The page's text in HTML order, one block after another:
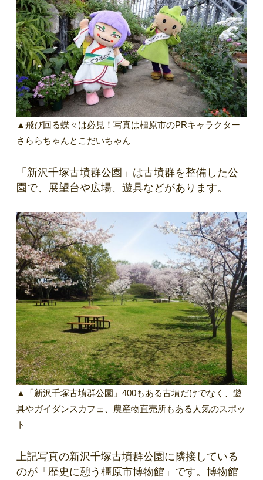
▲飛び回る蝶々は必見！写真は橿原市のPRキャラクター
さららちゃんとこだいちゃん
「新沢千塚古墳群公園」は古墳群を整備した公
園で、展望台や広場、遊具などがあります。
▲「新沢千塚古墳群公園」400もある古墳だけでなく、遊
具やガイダンスカフェ、農産物直売所もある人気のスポッ
ト
上記写真の新沢千塚古墳群公園に隣接している
のが「歴史に憩う橿原市博物館」です。博物館